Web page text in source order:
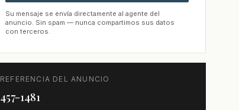
Su mensaje se envía directamente al agente del
anuncio. Sin spam — nunca compartimos sus datos
con terceros.
REFERENCIA DEL ANUNCIO
457-1481